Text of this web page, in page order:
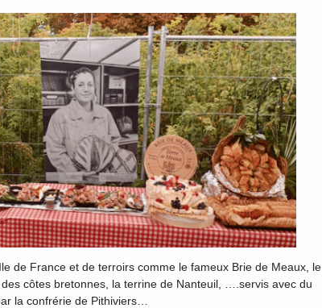
de France et de terroirs comme le fameux Brie de Meaux, le
côtes bretonnes, la terrine de Nanteuil, ….servis avec du
la confrérie de Pithiviers…